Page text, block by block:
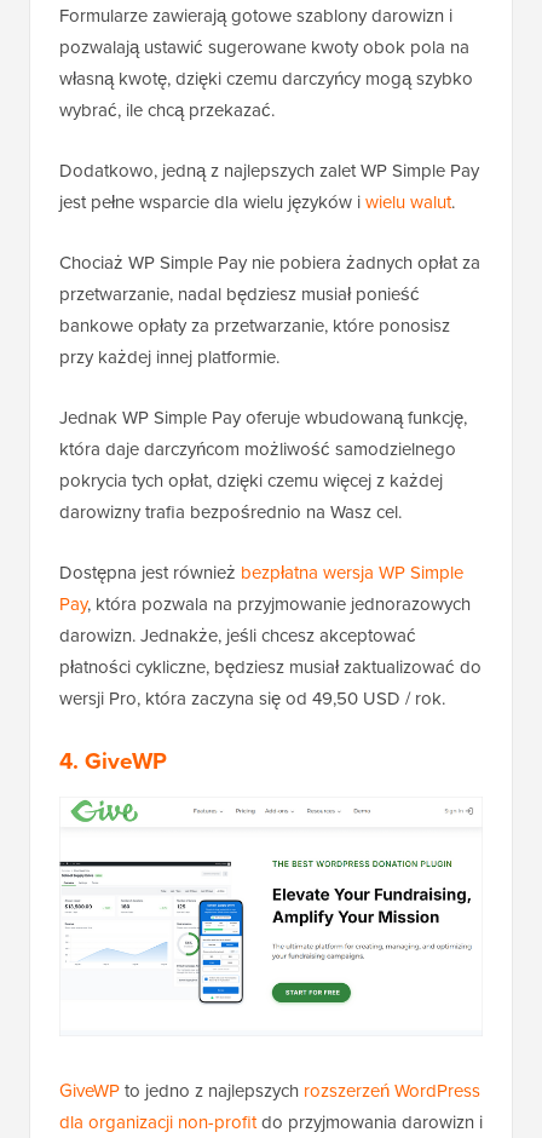
Formularze zawierają gotowe szablony darowizn i
pozwalają ustawić sugerowane kwoty obok pola na
własną kwotę, dzięki czemu darczyńcy mogą szybko
wybrać, ile chcą przekazać.
Dodatkowo, jedną z najlepszych zalet WP Simple Pay
jest pełne wsparcie dla wielu języków iwielu walut.
Chociaż WP Simple Pay nie pobiera żadnych opłat za
przetwarzanie, nadal będziesz musiał ponieść
bankowe opłaty za przetwarzanie, które ponosisz
przy każdej innej platformie.
Jednak WP Simple Pay oferuje wbudowaną funkcję,
która daje darczyńcom możliwość samodzielnego
pokrycia tych opłat, dzięki czemu więcej z każdej
darowizny trafia bezpośrednio na Wasz cel.
Dostępna jest również bezpłatna wersja WP Simple
Pay, która pozwala na przyjmowanie jednorazowych
darowizn. Jednakże, jeśli chcesz akceptować
płatności cykliczne, będziesz musiał zaktualizować do
wersji Pro, która zaczyna się od 49,50 USD / rok.
4. GiveWP
GiveWPto jedno z najlepszych rozszerzeń WordPress
dla organizacji non-profitdo przyjmowania darowizn i